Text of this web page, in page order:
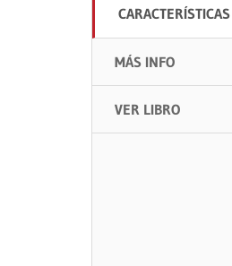
CARACTERÍSTICAS
MÁS INFO
VER LIBRO